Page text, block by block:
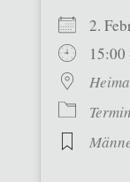
2.